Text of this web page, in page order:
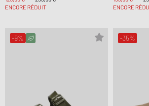
ENCORE RÉDUIT
ENCORE
-9% -35%